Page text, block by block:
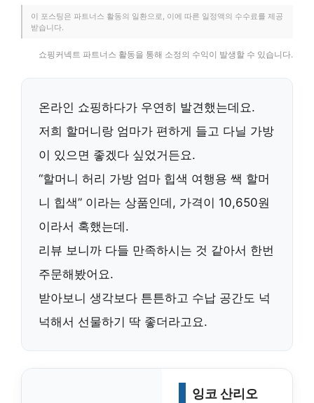
이 포스팅은 파트너스 활동의 일환으로, 이에 따른 일정액의 수수료를 제공
받습니다.
쇼핑커넥트 파트너스 활동을 통해 소정의 수익이 발생할 수 있습니다.
온라인 쇼핑하다가 우연히 발견했는데요.
저희 할머니랑 엄마가 편하게 들고 다닐 가방
이 있으면 좋겠다 싶었거든요.
“할머니 허리 가방 엄마 힙색 여행용 쌕 할머
니 힙색” 이라는 상품인데, 가격이 10,650원
이라서 혹했는데.
리뷰 보니까 다들 만족하시는 것 같아서 한번
주문해봤어요.
받아보니 생각보다 튼튼하고 수납 공간도 넉
넉해서 선물하기 딱 좋더라고요.
잉코 산리오